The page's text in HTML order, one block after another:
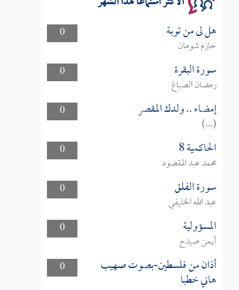
0 هل لى من توبة
حازم شومان
0
سورة البقرة
رمضان الصباغ
0
إمضاء .. ولدك المقصر
(...)
0
الحاكمية 8
محمد عبد المقصود
0
سورة الفلق
عبد الله الخليفي
0
المسؤولية
أيمن صيدح
0
أذان من فلسطين-بصوت صهيب
هاني خطبا